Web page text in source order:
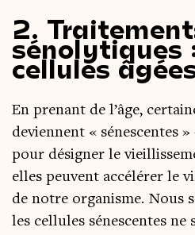
2.
sénolytiques
cellules
En pre­nant de l’âge,
deviennent « sénes­centes
pour dési­gner le
elles peuvent accé­lé­rer le
de notre orga­nisme. Nous
les cel­lules sénes­centes ne